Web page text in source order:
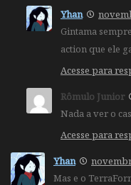
Yhan
Gintama
action que ele
Acesse para
Rômulo Junior
Nada a ver o
Acesse para
Yhan
Mas e o